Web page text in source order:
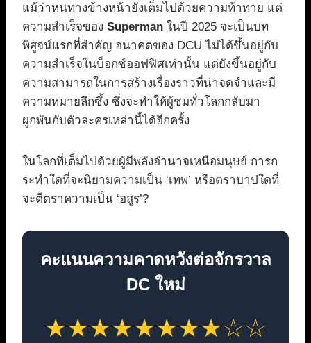
แม้ว่าหนทางข้างหน้ายังเต็มไปด้วยความท้าทาย แต่
ความสำเร็จของ Superman ในปี 2025 จะเป็นบท
พิสูจน์แรกที่สำคัญ อนาคตของ DCU ไม่ได้ขึ้นอยู่กับ
ความสำเร็จในบ็อกซ์ออฟฟิศเท่านั้น แต่ยังขึ้นอยู่กับ
ความสามารถในการสร้างเรื่องราวที่น่าจดจำและมี
ความหมายลึกซึ้ง ซึ่งจะทำให้ผู้ชมทั่วโลกกลับมา
ผูกพันกับตัวละครเหล่านี้ได้อีกครั้ง
ในโลกที่เต็มไปด้วยผู้มีพลังอำนาจเหนือมนุษย์ การก
ระทำใดที่จะนิยามความเป็น ‘เทพ’ หรือตราบาปใดที่
จะตีตราความเป็น ‘อสูร’?
คะแนนความคาดหวังต่อจักรวาล
DC ใหม่
★★★★★★★★☆☆